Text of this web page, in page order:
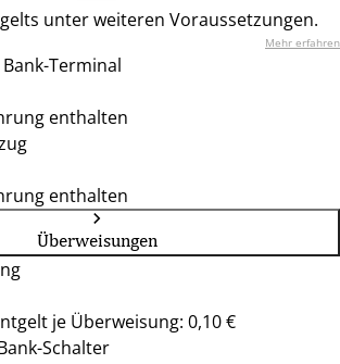
unter weiteren Voraussetzungen.
Mehr erfahren
Terminal
enthalten
enthalten
Überweisungen
je Überweisung: 0,10 €
Schalter